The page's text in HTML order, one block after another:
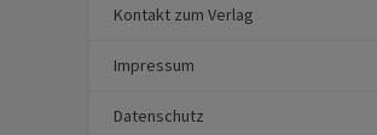
Kontakt zum Verlag
Impressum
Datenschutz